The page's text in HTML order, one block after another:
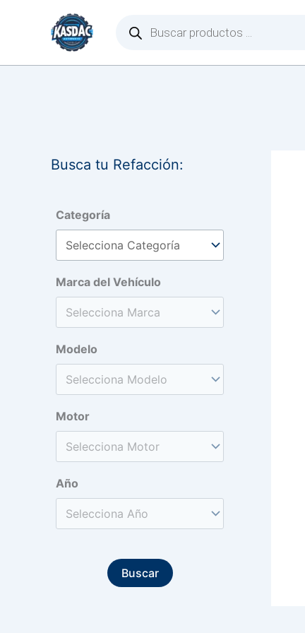
contenido
productos
Busca tu Refacción:
Categoría
Marca del Vehículo
Modelo
Motor
Año
Buscar